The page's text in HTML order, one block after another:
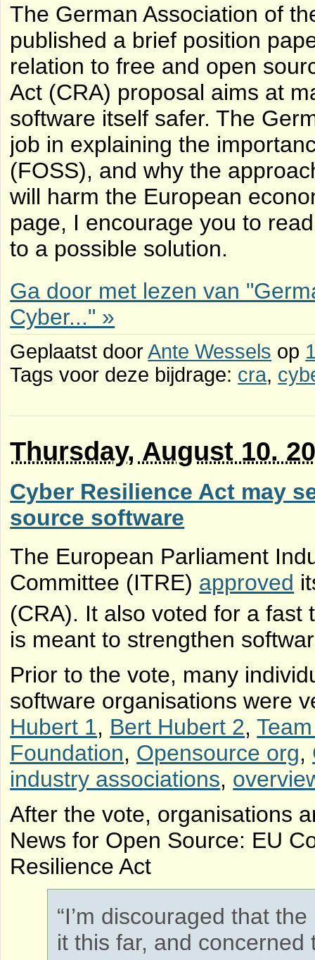
The German Association of
published a brief position
relation to free and open
Act (CRA) proposal aims at
software itself safer. The
job in explaining the
(FOSS), and why the
will harm the European
page, I encourage you to
to a possible solution.
Ga door met lezen van
Cyber..." »
Geplaatst doorAnte Wessels op
Tags voor deze bijdrage: cra,
Thursday, August 10.
Cyber Resilience Act may
source software
The European Parliament
Committee (ITRE) approved
(CRA). It also voted for a
is meant to strengthen
Prior to the vote, many
software organisations were
Hubert 1, Bert Hubert 2,
Foundation, Opensource org,
industry associations,
After the vote, organisations
News for Open Source: EU
Resilience Act
“I’m discouraged that
it this far, and